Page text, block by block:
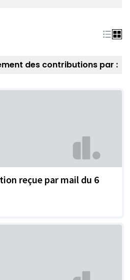
des contributions par :
reçue par mail du 6